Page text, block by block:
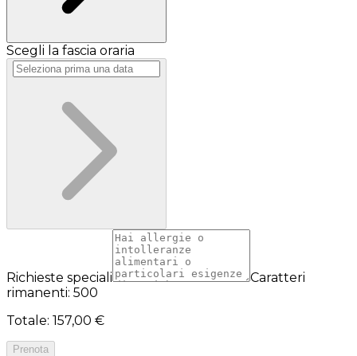
Scegli la fascia oraria
Richieste speciali
Caratteri
rimanenti: 500
Totale: 157,00 €
Prenota